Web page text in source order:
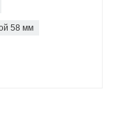
58 мм